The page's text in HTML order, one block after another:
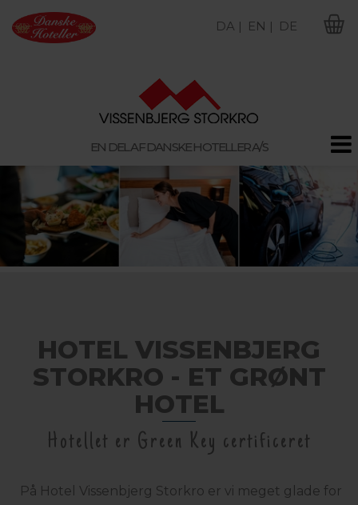
EN DEL AF DANSKE HOTELLER A/S
DA | EN | DE
HOTEL VISSENBJERG
STORKRO - ET GRØNT
HOTEL
Hotellet er Green Key certificeret
På Hotel Vissenbjerg Storkro er vi meget glade for